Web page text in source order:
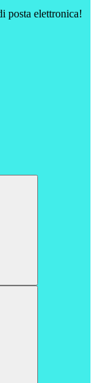
posta elettronica!